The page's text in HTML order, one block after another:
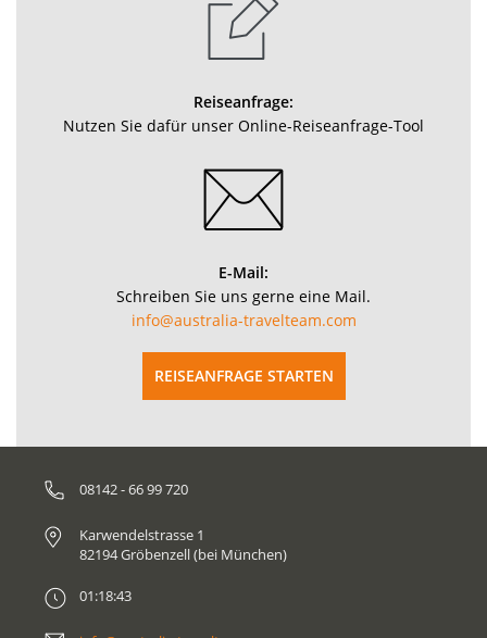
Reiseanfrage:
Nutzen Sie dafür unser Online-Reiseanfrage-Tool
E-Mail:
Schreiben Sie uns gerne eine Mail.
info@australia-travelteam.com
REISEANFRAGE STARTEN
08142 - 66 99 720
Karwendelstrasse 1
82194 Gröbenzell (bei München)
01:18:43